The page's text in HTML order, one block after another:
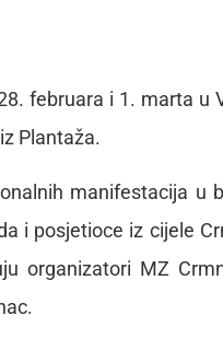
februara i 1. marta u
Plantaža.
manifestacija u
i posjetioce iz cijele
organizatori MZ